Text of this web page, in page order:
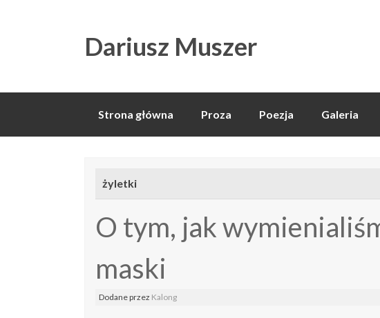
Dariusz Muszer
Skip
Strona główna Proza Poezja Galeria
żyletki
O tym, jak
maski
Dodaneprzez Kalong